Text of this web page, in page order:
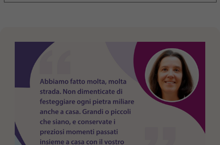
Purpose
generierte ID, für die historische Speicherung